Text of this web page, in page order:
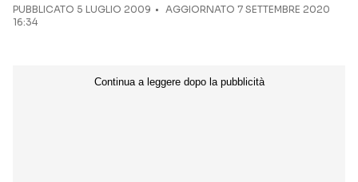
PUBBLICATO 5 LUGLIO 2009
AGGIORNATO 7 SETTEMBRE 2020
16:34